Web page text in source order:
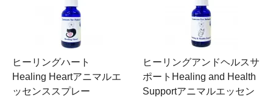
ヒーリングハート
Healing Heartアニマルエ
ッセンススプレー
ヒーリングアンドヘルスサ
ポートHealing and Health
Supportアニマルエッセン